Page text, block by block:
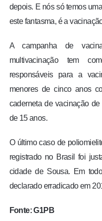
depois. E nós só temos
este fantasma, é a
A campanha de
multivacinação tem
responsáveis para a
menores de cinco anos
caderneta de vacinação
de 15 anos.
O último caso de
registrado no Brasil foi
cidade de Sousa. Em
declarado erradicado em
Fonte: G1PB